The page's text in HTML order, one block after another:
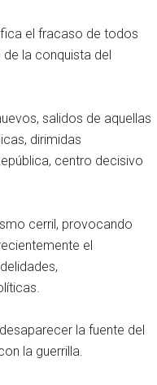
el fracaso de todos
la conquista del
salidos de aquellas
dirimidas
centro decisivo
cerril, provocando
el
la fuente del
la guerrilla.